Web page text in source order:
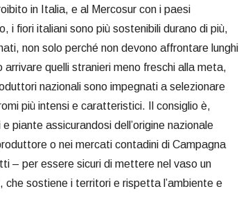
in Italia, e al Mercosur con i paesi
i fiori italiani sono più sostenibili durano di più,
non solo perché non devono affrontare lunghi
arrivare quelli stranieri meno freschi alla meta,
nazionali sono impegnati a selezionare
più intensi e caratteristici. Il consiglio è,
piante assicurandosi dell’origine nazionale
o nei mercati contadini di Campagna
– per essere sicuri di mettere nel vaso un
sostiene i territori e rispetta l’ambiente e